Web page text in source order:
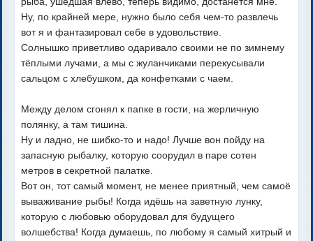
Ну, по крайней мере, нужно было себя чем-то развлечь
вот я и фантазировал себе в удовольствие.
Солнышко приветливо одаривало своими не по зимнему
тёплыми лучами, а мы с жуланчиками перекусывали
сальцом с хлебушком, да конфетками с чаем.
Между делом сгонял к папке в гости, на жерличную
полянку, а там тишина.
Ну и ладно, не шибко-то и надо! Лучше вон пойду на
запасную рыбалку, которую соорудил в паре сотен
метров в секретной палатке.
Вот он, тот самый момент, не менее приятный, чем самоё
вываживание рыбы! Когда идёшь на заветную лунку,
которую с любовью оборудовал для будущего
волшебства! Когда думаешь, по любому я самый хитрый и